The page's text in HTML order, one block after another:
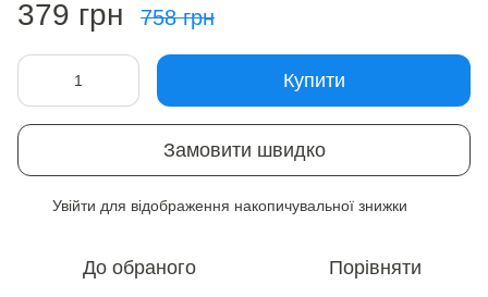
379 грн 758 грн
Купити
Замовити швидко
Увійти для відображення накопичувальної знижки
До обраного Порівняти